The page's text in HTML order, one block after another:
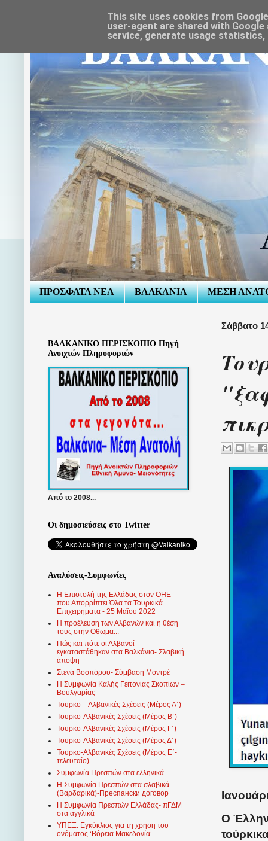
ΠΡΟΣΦΑΤΑ ΝΕΑ ΒΑΛΚΑΝΙΑ ΜΕΣΗ
Σάββατο
Ο
ΒΑΛΚΑΝΙΚΟ ΠΕΡΙΣΚΟΠΙΟ Πηγή
Ανοιχτών Πληροφοριών
Από το 2008...
Οι δημοσιεύσεις στο Twitter
Αναλύσεις-Συμφωνίες
Η Επιστολή της Ελλάδας στον ΟΗΕ
που Απορρίπτει Όλα τα Τουρκικά
Επιχειρήματα - 25 Μαΐου 2022
Η προέλευση των Αλβανών και η θέση
τους στην Οθωμα...
Πώς και πότε οι Αλβανοί
εγκαταστάθηκαν στα Βαλκάνια- Σλαβική
άποψη
Στενά Βοσπόρου- Σύμβαση Μοντρέ
Η Συμφωνία Καλής Γειτονίας Σκοπίων –
Βουλγαρίας
Τουρκο – Αλβανικές Σχέσεις (Mέρος Α΄)
Τουρκο-Αλβανικές Σχέσεις (Μέρος Β΄)
Τουρκο-Αλβανικές Σχέσεις (Μέρος Γ΄)
Τουρκο-Αλβανικές Σχέσεις (Μέρος Δ΄)
Τουρκο-Αλβανικές Σχέσεις (Μέρος Ε΄-
τελευταίο)
Συμφωνία Πρεσπών στα ελληνικά
Η Συμφωνία Πρεσπών στα σλαβικά
(Βαρδαρικά)-Преспански договор
Η Συμφωνία Πρεσπών Ελλάδας- πΓΔΜ
στα αγγλικά
ΥΠΕΞ: Εγκύκλιος για τη χρήση του
ονόματος ‘Βόρεια Μακεδονία’
This site uses cookies from
user-agent are shared with
service, generate usage statistics,